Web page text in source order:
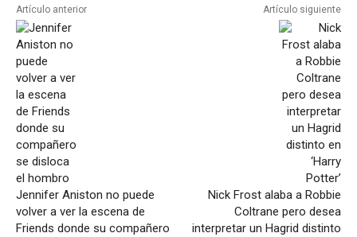
Artículo anterior
Jennifer Aniston no puede
volver a ver la escena de
Friends donde su compañero
Artículo siguiente
Nick Frost alaba a Robbie
Coltrane pero desea
interpretar un Hagrid distinto